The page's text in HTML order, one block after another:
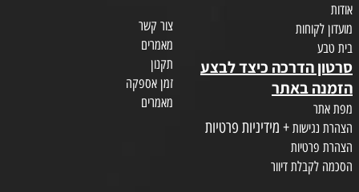
אודות
מועדון לקוחות
בית טבע
סרטון הדרכה כיצד לבצע
הזמנה באתר
מפת אתר
הצהרת נגישות + מידיניות פרטיות
הצהרת פרטיות
הסכמה לקבלת דיוור
צור קשר
מאמרים
תקנון
זמן אספקה
מאמרים